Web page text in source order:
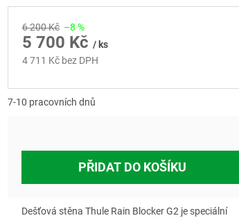
6 200 Kč –8 %
5 700 Kč / ks
4 711 Kč bez DPH
7-10 pracovních dnů
PŘIDAT DO KOŠÍKU
Dešťová stěna Thule Rain Blocker G2 je speciální